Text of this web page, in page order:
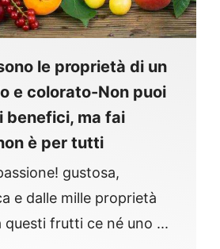
le proprietà di un
e colorato-Non puoi
benefici, ma fai
è per tutti
gustosa,
e dalle mille proprietà
questi frutti ce né uno ...